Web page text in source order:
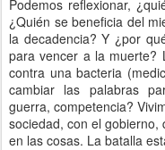
Podemos reflexionar,
¿Quién se beneficia del
la decadencia? Y ¿por
para vencer a la muerte?
contra una bacteria
cambiar las palabras
guerra, competencia?
sociedad, con el
en las cosas. La batalla